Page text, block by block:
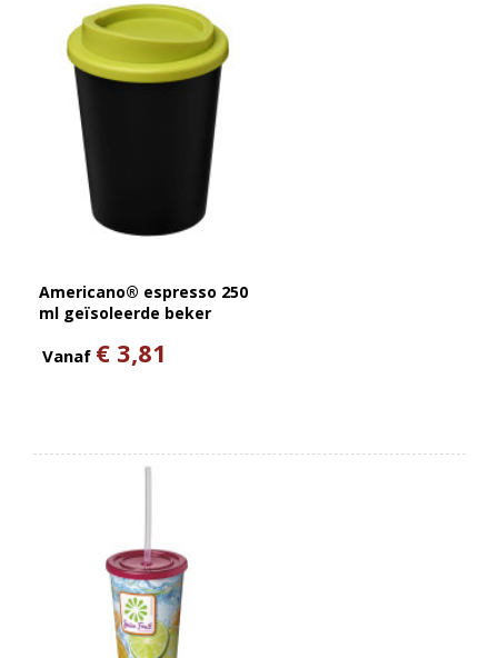
Americano® espresso 250
ml geïsoleerde beker
Vanaf € 3,81